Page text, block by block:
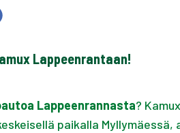
Lappeenrantaan!
Lappeenrannasta?
paikalla